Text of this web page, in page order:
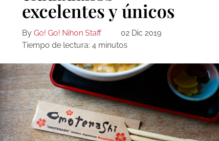
excelentes y únicos
By Go! Go! Nihon Staff
02 Dic 2019
Tiempo de lectura: 4 minutos